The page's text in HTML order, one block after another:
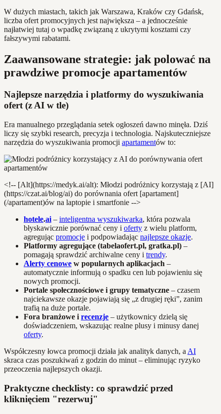
W dużych miastach, takich jak Warszawa, Kraków czy Gdańsk,
liczba ofert promocyjnych jest największa – a jednocześnie
najłatwiej tutaj o wpadkę związaną z ukrytymi kosztami czy
fałszywymi rabatami.
Zaawansowane strategie: jak polować na
prawdziwe promocje apartamentów
Najlepsze narzędzia i platformy do wyszukiwania
ofert (z AI w tle)
Era manualnego przeglądania setek ogłoszeń dawno minęła. Dziś
liczy się szybki research, precyzja i technologia. Najskuteczniejsze
narzędzia do wyszukiwania promocji apartamentów to:
<!-- [Alt](https://medyk.ai/alt): Młodzi podróżnicy korzystają z [AI]
(https://czat.ai/blog/ai) do porównania ofert [apartament]
(/apartament)ów na laptopie i smartfonie -->
hotele.ai – inteligentna wyszukiwarka, która pozwala
błyskawicznie porównać ceny i oferty z wielu platform,
agregując promocje i podpowiadając najlepsze okazje.
Platformy agregujące (tabelaofert.pl, gratka.pl) –
pomagają sprawdzić archiwalne ceny i trendy.
Alerty cenowe w popularnych aplikacjach –
automatycznie informują o spadku cen lub pojawieniu się
nowych promocji.
Portale społecznościowe i grupy tematyczne – czasem
najciekawsze okazje pojawiają się „z drugiej ręki”, zanim
trafią na duże portale.
Fora branżowe i recenzje – użytkownicy dzielą się
doświadczeniem, wskazując realne plusy i minusy danej
oferty.
Współczesny łowca promocji działa jak analityk danych, a AI
skraca czas poszukiwań z godzin do minut – eliminując ryzyko
przeoczenia najlepszych okazji.
Praktyczne checklisty: co sprawdzić przed
kliknięciem "rezerwuj"